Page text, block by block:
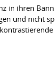
ihren
und nicht